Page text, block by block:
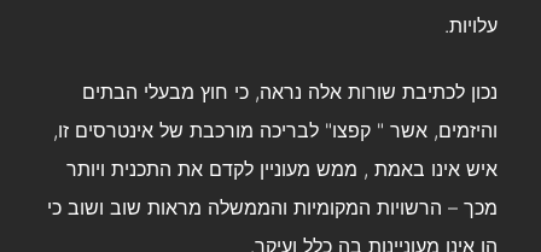
עלויות.
נכון לכתיבת שורות אלה נראה, כי חוץ מבעלי הבתים
והיזמים, אשר " קפצו" לבריכה מורכבת של אינטרסים זו,
איש אינו באמת , ממש מעוניין לקדם את התכנית ויותר
מכך – הרשויות המקומיות והממשלה מראות שוב ושוב כי
הן אינן מעוניינות בה כלל ועיקר.